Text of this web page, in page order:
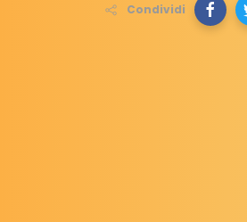
Condividi